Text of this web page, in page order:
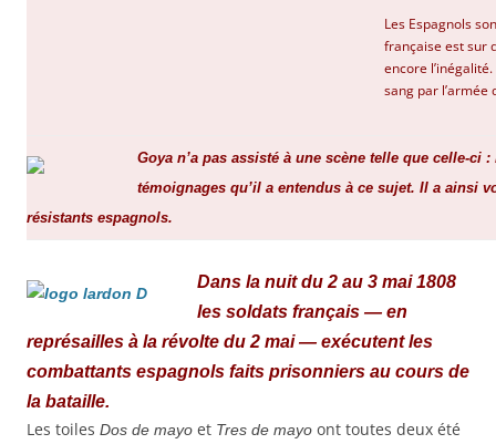
Les Espagnols
française est sur
encore
sang par l’armée
Goya n’a pas assisté à une scène telle que celle-ci :
témoignages qu’il a entendus à ce sujet. Il a ainsi
résistants espagnols.
Dans la nuit du 2 au 3 mai 1808
les soldats français — en
représailles à la révolte du 2 mai — exécutent les
combattants espagnols faits prisonniers au cours de
la bataille.
Les toiles Dos de mayo et Tres de mayo ont toutes deux été